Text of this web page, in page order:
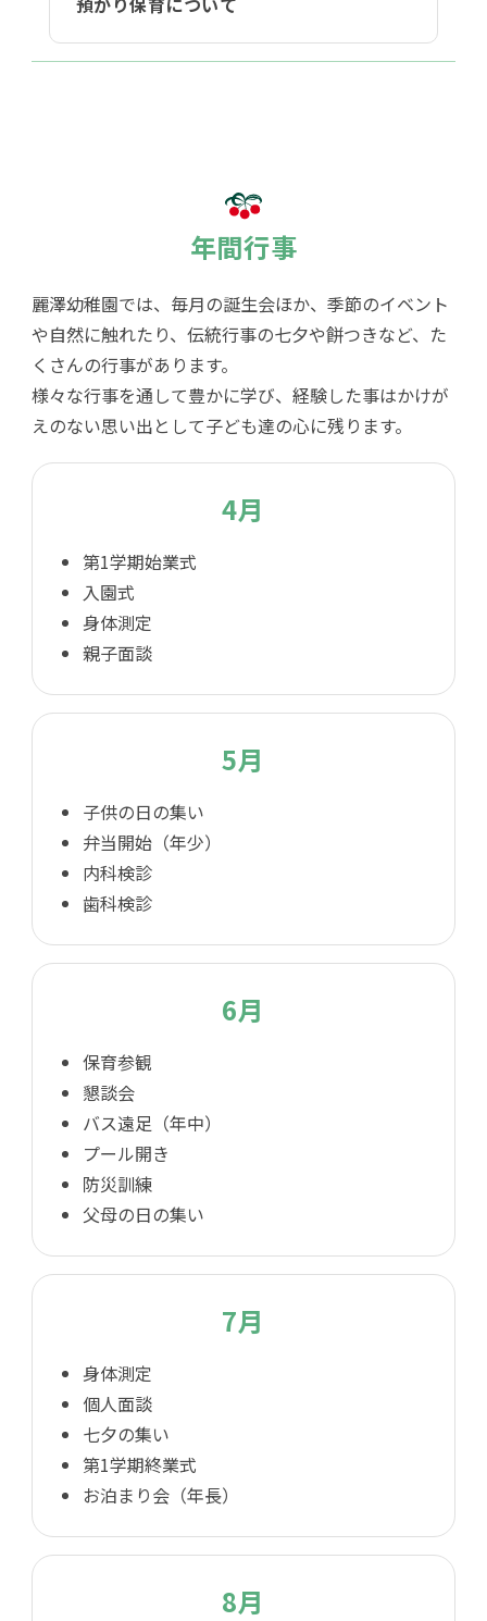
年間行事
麗澤幼稚園では、毎月の誕生会ほか、季節のイベント
や自然に触れたり、伝統行事の七夕や餅つきなど、た
くさんの行事があります。
様々な行事を通して豊かに学び、経験した事はかけが
えのない思い出として子ども達の心に残ります。
4月
第1学期始業式
入園式
身体測定
親子面談
5月
子供の日の集い
弁当開始（年少）
内科検診
歯科検診
6月
保育参観
懇談会
バス遠足（年中）
プール開き
防災訓練
父母の日の集い
7月
身体測定
個人面談
七夕の集い
第1学期終業式
お泊まり会（年長）
8月